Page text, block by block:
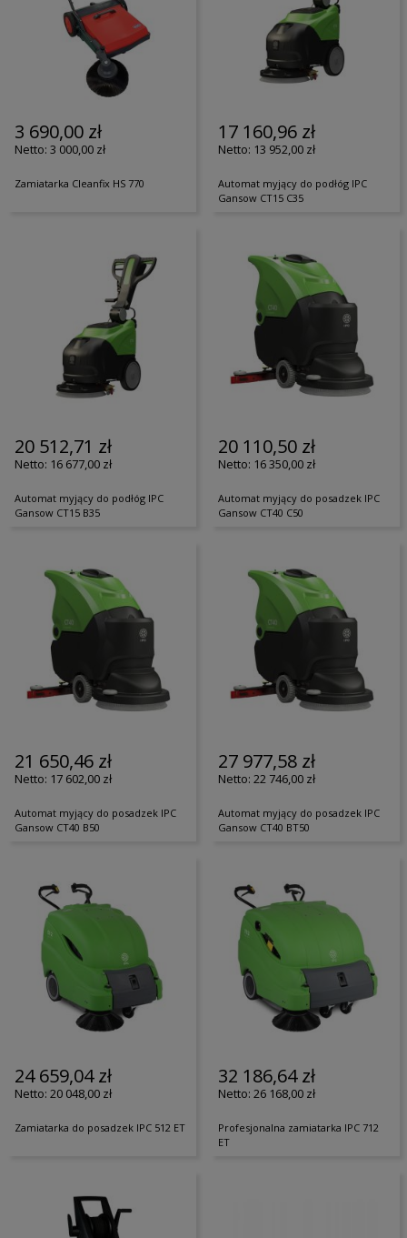
3 690,00 zł
3 000,00 zł
Zamiatarka Cleanfix HS 770
17 160,96 zł
13 952,00 zł
Automat myjący do podłóg IPC
Gansow CT15 C35
20 512,71 zł
16 677,00 zł
Automat myjący do podłóg IPC
Gansow CT15 B35
20 110,50 zł
16 350,00 zł
Automat myjący do posadzek IPC
Gansow CT40 C50
21 650,46 zł
17 602,00 zł
Automat myjący do posadzek IPC
Gansow CT40 B50
27 977,58 zł
22 746,00 zł
Automat myjący do posadzek IPC
Gansow CT40 BT50
24 659,04 zł
20 048,00 zł
Zamiatarka do posadzek IPC 512 ET
32 186,64 zł
26 168,00 zł
Profesjonalna zamiatarka IPC 712
ET